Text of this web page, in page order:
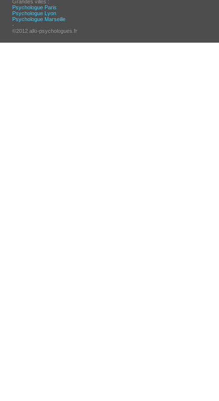
Grandes villes :
Psychologue Paris
Psychologue Lyon
Psychologue Marseille
-
©2012 allo-psychologues.fr